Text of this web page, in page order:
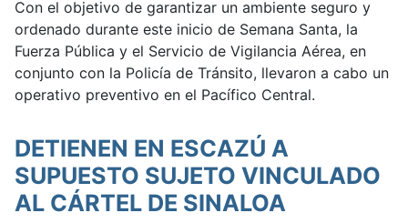
Con el objetivo de garantizar un ambiente seguro y
ordenado durante este inicio de Semana Santa, la
Fuerza Pública y el Servicio de Vigilancia Aérea, en
conjunto con la Policía de Tránsito, llevaron a cabo un
operativo preventivo en el Pacífico Central.
DETIENEN EN ESCAZÚ A
SUPUESTO SUJETO VINCULADO
AL CÁRTEL DE SINALOA